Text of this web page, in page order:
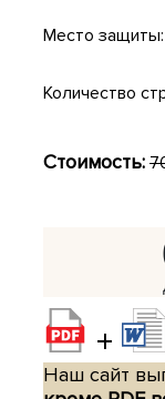
Место защиты:
Количество
Стоимость:
+
Наш сайт